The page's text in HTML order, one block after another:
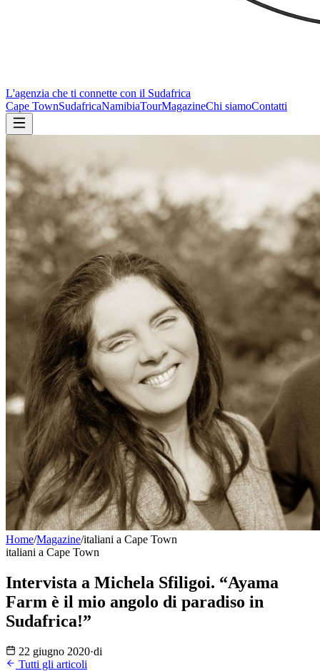
L'agenzia che ti connette con il Sudafrica
Cape TownSudafricaNamibiaTourMagazineChi siamoContatti
Home/Magazine/italiani a Cape Town
italiani a Cape Town
Intervista a Michela Sfiligoi. “Ayama
Farm è il mio angolo di paradiso in
Sudafrica!”
22 giugno 2020·di
Tutti gli articoli